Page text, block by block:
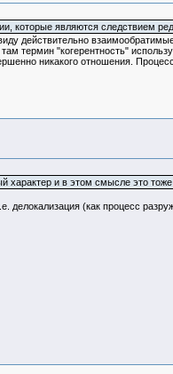
которые являются следствием
действительно
термин "когерентность"
никакого отношения.
характер и в этом смысле это
делокализация (как процесс